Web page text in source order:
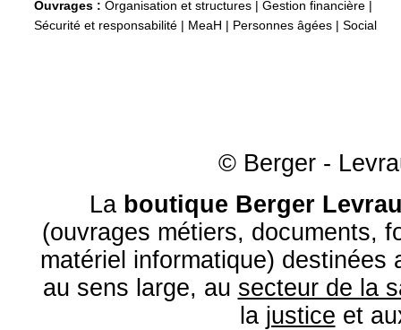
Ouvrages : Organisation et structures Gestion financière
Sécurité et responsabilité
MeaH Personnes âgées Social
© Berger -
La boutique Berger
(ouvrages métiers, documents,
matériel informatique) destinées
au sens large, au secteur de la
la justice et